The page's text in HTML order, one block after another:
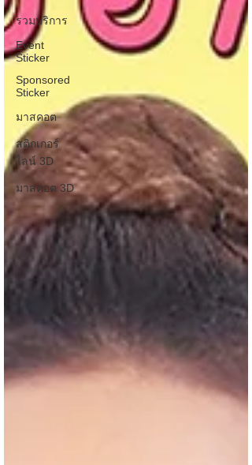
รวมบริการ
Event
Sticker
Sponsored
Sticker
มาสคอต
สติกเกอร์
ไลน์ 3D
มาสคอต 3D